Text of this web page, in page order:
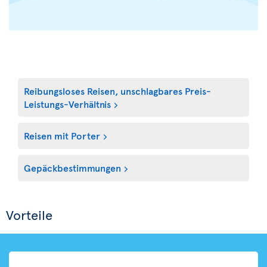
Reibungsloses Reisen, unschlagbares Preis-
Leistungs-Verhältnis
Reisen mit Porter
Gepäckbestimmungen
Vorteile